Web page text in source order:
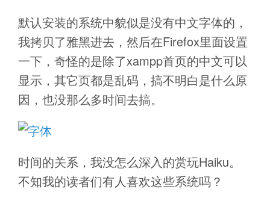
默认安装的系统中貌似是没有中文字体的，
我拷贝了雅黑进去，然后在Firefox里面设置
一下，奇怪的是除了xampp首页的中文可以
显示，其它页都是乱码，搞不明白是什么原
因，也没那么多时间去搞。
时间的关系，我没怎么深入的赏玩Haiku。
不知我的读者们有人喜欢这些系统吗？